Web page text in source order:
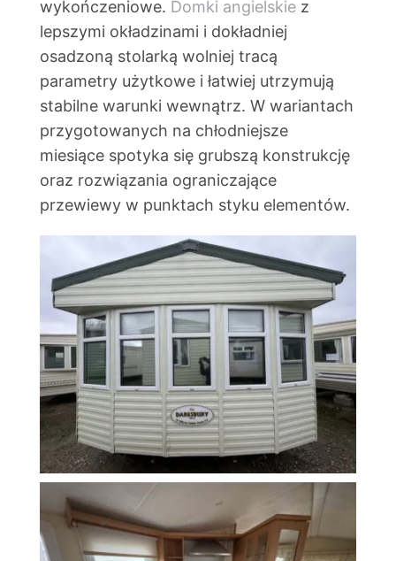
wykończeniowe. Domki angielskiez
lepszymi okładzinami i dokładniej
osadzoną stolarką wolniej tracą
parametry użytkowe i łatwiej utrzymują
stabilne warunki wewnątrz. W wariantach
przygotowanych na chłodniejsze
miesiące spotyka się grubszą konstrukcję
oraz rozwiązania ograniczające
przewiewy w punktach styku elementów.